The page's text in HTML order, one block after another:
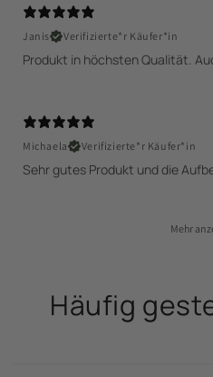
Janis
Verifizierte*r Käufer*in
Michaela
Verifizierte*r Käufer*in
Sehr gutes Produkt und die
Mehr
Häufig